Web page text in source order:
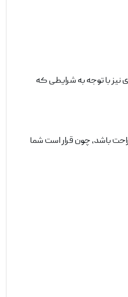
نیز با توجه به شرایطی که
باشد، چون قرار است شما